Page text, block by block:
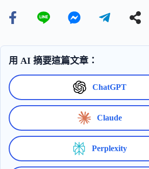
用 AI 摘要這篇文章：
ChatGPT
Claude
Perplexity